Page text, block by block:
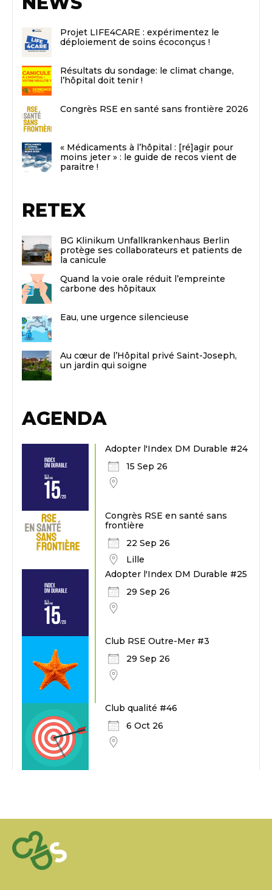
Projet LIFE4CARE : expérimentez le
déploiement de soins écoconçus !
Résultats du sondage: le climat change,
l’hôpital doit tenir !
Congrès RSE en santé sans frontière 2026
« Médicaments à l’hôpital : [ré]agir pour
moins jeter » : le guide de recos vient de
paraitre !
RETEX
BG Klinikum Unfallkrankenhaus Berlin
protège ses collaborateurs et patients de
la canicule
Quand la voie orale réduit l’empreinte
carbone des hôpitaux
Eau, une urgence silencieuse
Au cœur de l’Hôpital privé Saint-Joseph,
un jardin qui soigne
AGENDA
Adopter l'Index DM Durable #24
15 Sep 26
Congrès RSE en santé sans
frontière
22 Sep 26
Lille
Adopter l'Index DM Durable #25
29 Sep 26
Club RSE Outre-Mer #3
29 Sep 26
Club qualité #46
6 Oct 26